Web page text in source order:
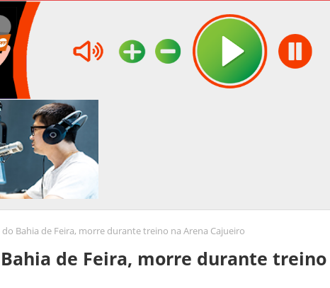
Bahia de Feira, morre durante treino na Arena Cajueiro
de Feira, morre durante treino